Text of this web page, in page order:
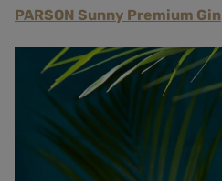
PARSON Sunny Premium Gin